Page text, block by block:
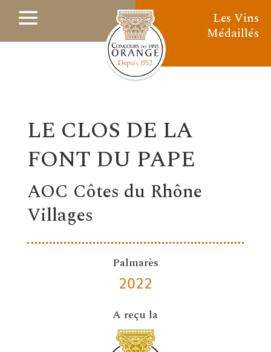
Les Vins
Médaillés
LE CLOS DE LA
FONT DU PAPE
AOC Côtes du Rhône
Villages
Palmarès
2022
A reçu la